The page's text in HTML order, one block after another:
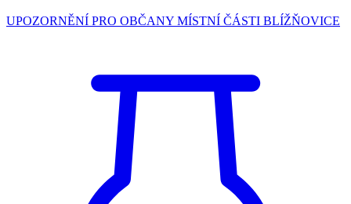
UPOZORNĚNÍ PRO OBČANY MÍSTNÍ ČÁSTI BLÍŽŇOVICE